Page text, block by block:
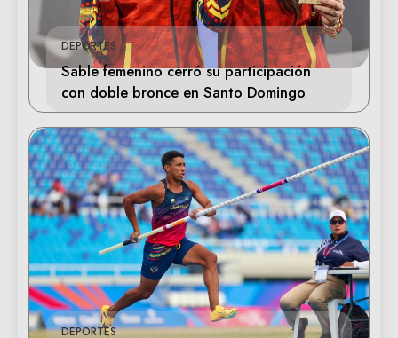
DEPORTES
Sable femenino cerró su participación
con doble bronce en Santo Domingo
DEPORTES